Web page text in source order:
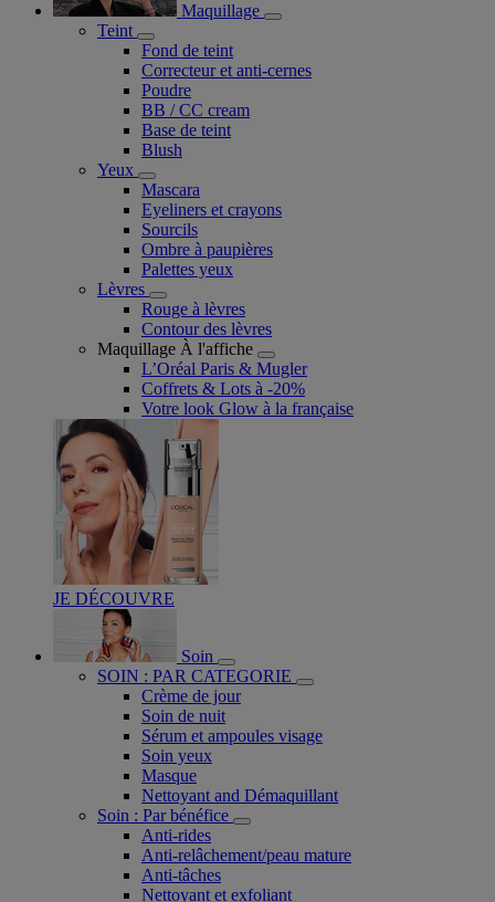
Maquillage
Teint
Fond de teint
Correcteur et anti-cernes
Poudre
BB / CC cream
Base de teint
Blush
Yeux
Mascara
Eyeliners et crayons
Sourcils
Ombre à paupières
Palettes yeux
Lèvres
Rouge à lèvres
Contour des lèvres
Maquillage À l'affiche
L’Oréal Paris & Mugler
Coffrets & Lots à -20%
Votre look Glow à la française
JE DÉCOUVRE
Soin
SOIN : PAR CATEGORIE
Crème de jour
Soin de nuit
Sérum et ampoules visage
Soin yeux
Masque
Nettoyant and Démaquillant
Soin : Par bénéfice
Anti-rides
Anti-relâchement/peau mature
Anti-tâches
Nettoyant et exfoliant